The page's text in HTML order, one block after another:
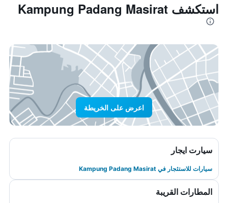
استكشف Kampung Padang Masirat
اعرض على الخريطة
سيارت ايجار
سيارات للاستئجار في Kampung Padang Masirat
المطارات القريبة